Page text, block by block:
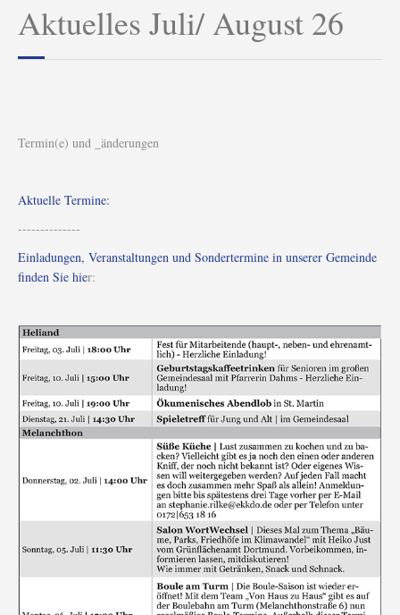
Aktuelles Juli/ August 26
Termin(e) und _änderungen
Aktuelle Termine:
--------------
Einladungen, Veranstaltungen und Sondertermine in unserer Gemeinde
finden Sie hier: